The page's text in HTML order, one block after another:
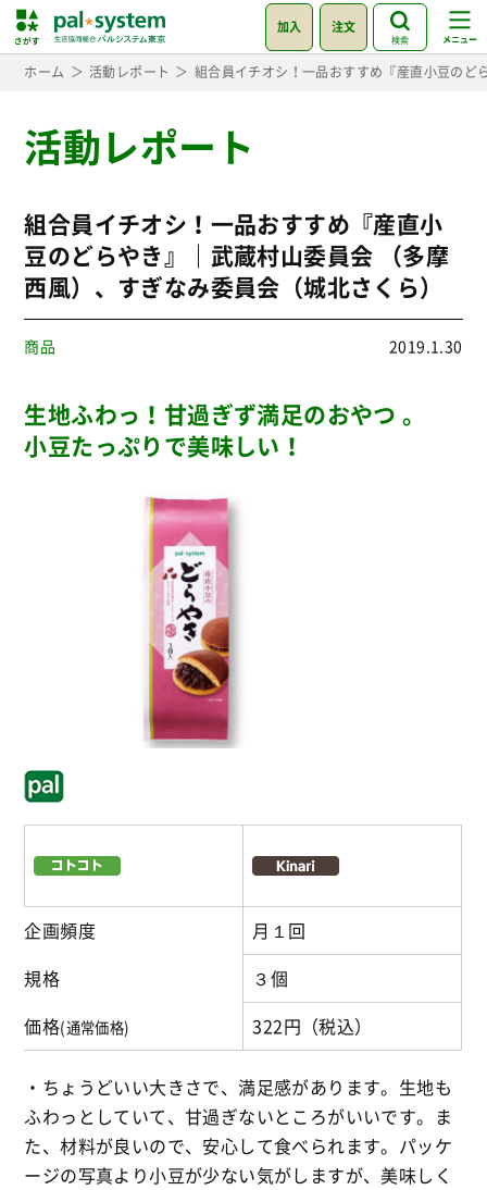
加入 注文
検索
ホーム 活動レポート 組合員イチオシ！一品おすすめ『産直小豆の
活動レポート
組合員イチオシ！一品おすすめ『産直小
豆のどらやき』｜武蔵村山委員会 （多摩
西風）、すぎなみ委員会（城北さくら）
商品 2019.1.30
生地ふわっ！甘過ぎず満足のおやつ 。
小豆たっぷりで美味しい！
企画頻度
月１回
規格
３個
価格(通常価格) 322円（税込）
・ちょうどいい大きさで、満足感があります。生地も
ふわっとしていて、甘過ぎないところがいいです。ま
た、材料が良いので、安心して食べられます。パッケ
ージの写真より小豆が少ない気がしますが、美味しく